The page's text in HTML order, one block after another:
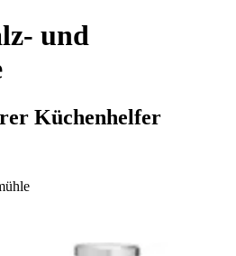
und
Küchenhelfer